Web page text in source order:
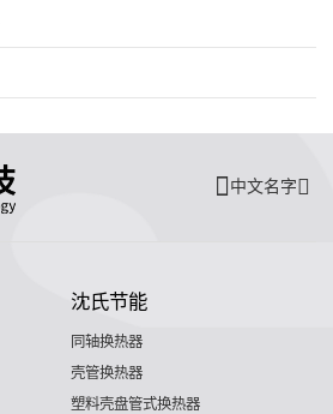
中文名字
沈氏节能
同轴换热器
壳管换热器
塑料壳盘管式换热器